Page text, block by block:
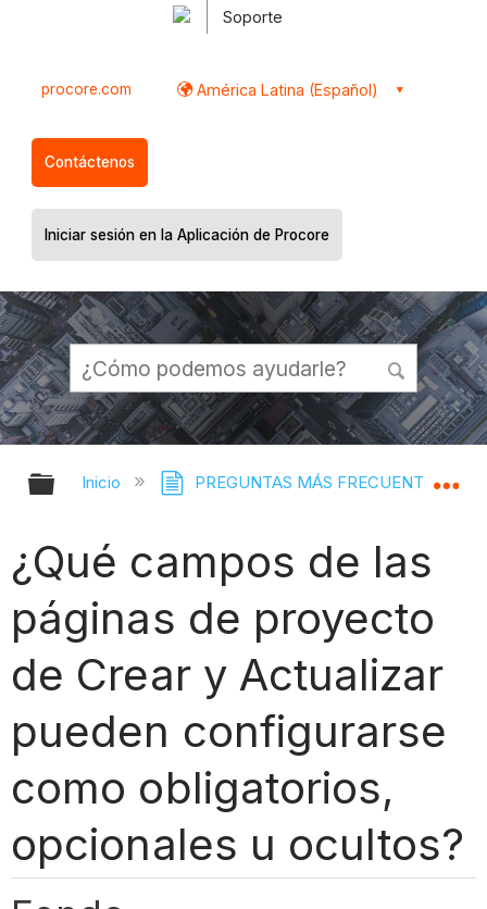
Soporte
procore.com América Latina (Español)
Contáctenos
Iniciar sesión en la Aplicación de Procore
Expandir/contraer jerarquía global
Inicio PREGUNTAS MÁS FRECUENTES
¿Qué campos de las
páginas de proyecto
de Crear y Actualizar
pueden configurarse
como obligatorios,
opcionales u ocultos?